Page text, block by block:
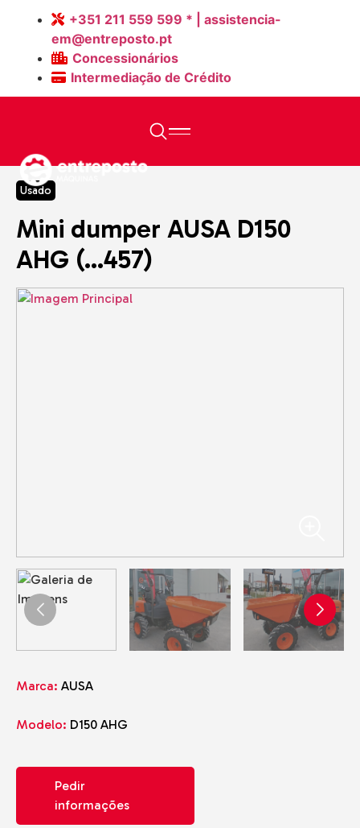
+351 211 559 599 * | assistencia-
em@entreposto.pt
Concessionários
Intermediação de Crédito
Mini dumper AUSA D150 AHG (…457)
Usado
Mini dumper AUSA D150
AHG (…457)
Marca: AUSA
Modelo: D150 AHG
Pedir
informações